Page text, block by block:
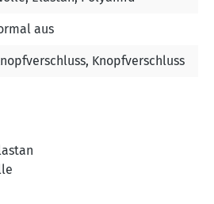
aus
, Knopfverschluss